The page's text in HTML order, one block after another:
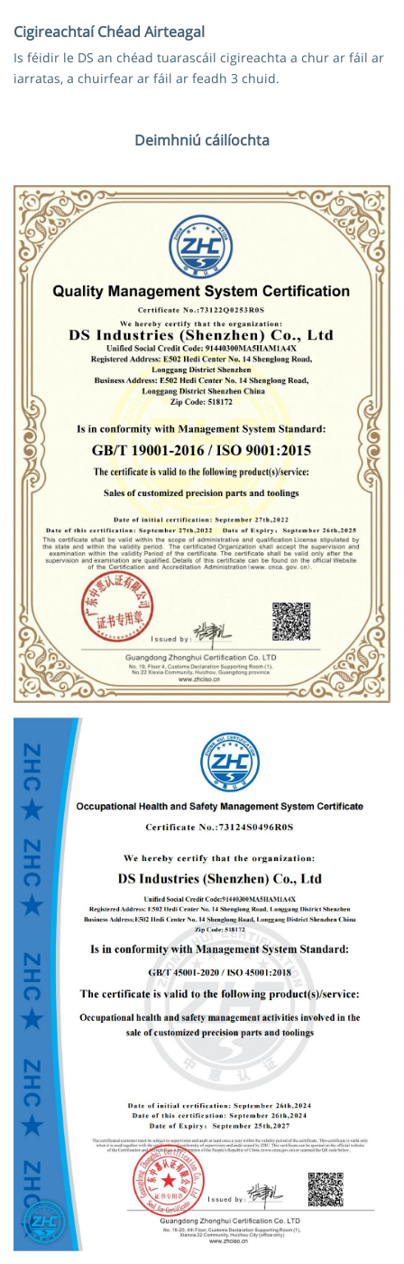
Cigireachtaí Chéad Airteagal
Is féidir le DS an chéad tuarascáil cigireachta a chur ar fáil ar
iarratas, a chuirfear ar fáil ar feadh 3 chuid.
Deimhniú cáilíochta